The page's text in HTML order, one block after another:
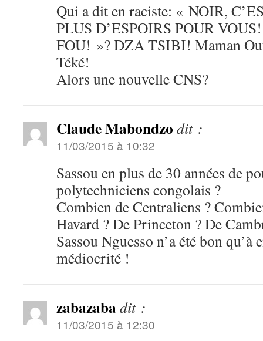
Qui a dit en raciste: « NOIR,
PLUS D’ESPOIRS POUR
FOU! »? DZA TSIBI! Maman
Téké!
Alors une nouvelle CNS?
Claude Mabondzo dit :
11/03/2015 à 10:32
Sassou en plus de 30 années de
polytechniciens congolais ?
Combien de Centraliens ?
Havard ? De Princeton ? De
Sassou Nguesso n’a été bon qu’à
médiocrité !
zabazabadit :
11/03/2015 à 12:30